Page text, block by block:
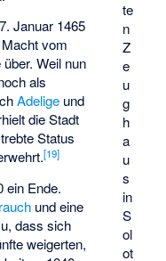
te
n
Z
e
u
g
h
a
u
s
in
S
ol
ot
Januar 1465
vom
Weil nun
als
Adelige und
die Stadt
Status
[19]
ein Ende.
und eine
dass sich
weigerten,